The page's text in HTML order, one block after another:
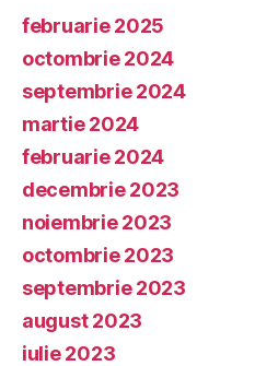
februarie 2025
octombrie 2024
septembrie 2024
martie 2024
februarie 2024
decembrie 2023
noiembrie 2023
octombrie 2023
septembrie 2023
august 2023
iulie 2023